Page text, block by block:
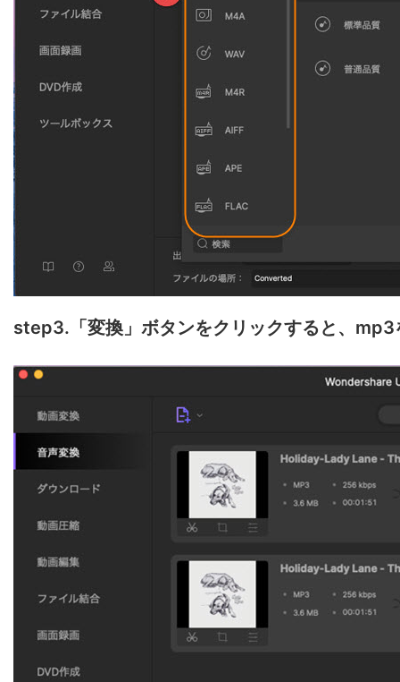
step3.「変換」ボタンをクリックすると、